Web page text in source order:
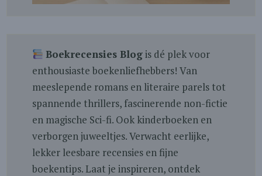
Boekrecensies Blogis dé plek voor
enthousiaste boekenliefhebbers! Van
meeslepende romans en literaire parels tot
spannende thrillers, fascinerende non-fictie
en magische Sci-fi. Ook kinderboeken en
verborgen juweeltjes. Verwacht eerlijke,
lekker leesbare recensies en fijne
boekentips. Laat je inspireren, ontdek